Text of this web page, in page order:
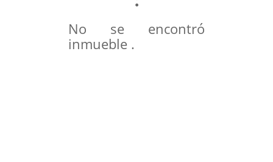
No se encontró
inmueble .